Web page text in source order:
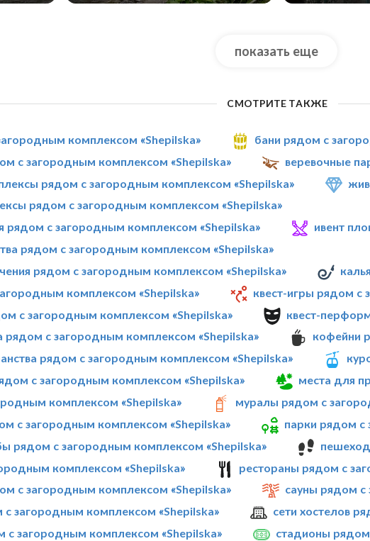
показать еще
СМОТРИТЕ ТАКЖЕ
комплексом «Shepilska»
бани рядом с
с загородным комплексом «Shepilska»
веревочные
рядом с загородным комплексом «Shepilska»
рядом с загородным комплексом «Shepilska»
рядом с загородным комплексом «Shepilska»
ивент
рядом с загородным комплексом «Shepilska»
рядом с загородным комплексом «Shepilska»
комплексом «Shepilska»
квест-игры рядом с
с загородным комплексом «Shepilska»
квест-
рядом с загородным комплексом «Shepilska»
кофейни
рядом с загородным комплексом «Shepilska»
с загородным комплексом «Shepilska»
места для
комплексом «Shepilska»
муралы рядом с
с загородным комплексом «Shepilska»
парки рядом с
рядом с загородным комплексом «Shepilska»
комплексом «Shepilska»
рестораны рядом с
с загородным комплексом «Shepilska»
сауны рядом с
с загородным комплексом «Shepilska»
сети хостелов
загородным комплексом «Shepilska»
стадионы